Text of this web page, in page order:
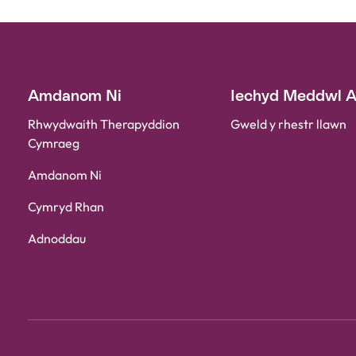
Amdanom Ni
Rhwydwaith Therapyddion
Cymraeg
Amdanom Ni
Cymryd Rhan
Adnoddau
Iechyd Meddwl
Gweld y rhestr llawn